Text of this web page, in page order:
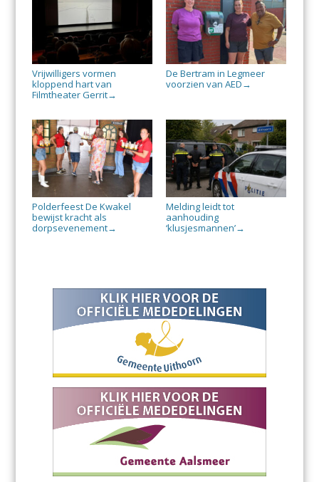
Vrijwilligers vormen
kloppend hart van
Filmtheater Gerrit→
De Bertram in Legmeer
voorzien van AED →
Polderfeest De Kwakel
bewijst kracht als
dorpsevenement→
Melding leidt tot
aanhouding
‘klusjesmannen’→